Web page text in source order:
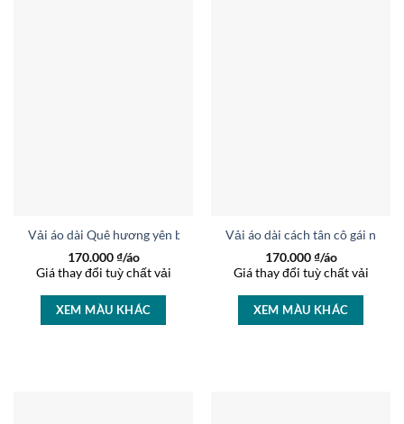
Vải áo dài Quê hương yên bình thiết kế 2020 AD 6378
170.000₫/áo
Giá thay đổi tuỳ chất vải
XEM MÀU KHÁC
Vải áo dài cách tân cô gái nhât
170.000₫/áo
Giá thay đổi tuỳ chất vải
XEM MÀU KHÁC